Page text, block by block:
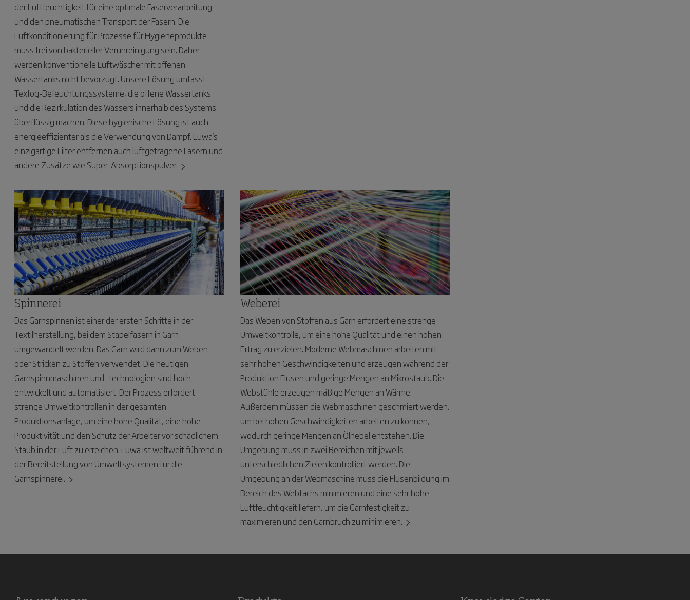
der Luftfeuchtigkeit für eine optimale Faserverarbeitung
und den pneumatischen Transport der Fasern. Die
Luftkonditionierung für Prozesse für Hygieneprodukte
muss frei von bakterieller Verunreinigung sein. Daher
werden konventionelle Luftwäscher mit offenen
Wassertanks nicht bevorzugt. Unsere Lösung umfasst
Texfog-Befeuchtungssysteme, die offene Wassertanks
und die Rezirkulation des Wassers innerhalb des Systems
überflüssig machen. Diese hygienische Lösung ist auch
energieeffizienter als die Verwendung von Dampf. Luwa's
einzigartige Filter entfernen auch luftgetragene Fasern und
andere Zusätze wie Super-Absorptionspulver.
Spinnerei
Das Garnspinnen ist einer der ersten Schritte in der
Textilherstellung, bei dem Stapelfasern in Garn
umgewandelt werden. Das Garn wird dann zum Weben
oder Stricken zu Stoffen verwendet. Die heutigen
Garnspinnmaschinen und -technologien sind hoch
entwickelt und automatisiert. Der Prozess erfordert
strenge Umweltkontrollen in der gesamten
Produktionsanlage, um eine hohe Qualität, eine hohe
Produktivität und den Schutz der Arbeiter vor schädlichem
Staub in der Luft zu erreichen. Luwa ist weltweit führend in
der Bereitstellung von Umweltsystemen für die
Garnspinnerei.
Weberei
Das Weben von Stoffen aus Garn erfordert eine strenge
Umweltkontrolle, um eine hohe Qualität und einen hohen
Ertrag zu erzielen. Moderne Webmaschinen arbeiten mit
sehr hohen Geschwindigkeiten und erzeugen während der
Produktion Flusen und geringe Mengen an Mikrostaub. Die
Webstühle erzeugen mäßige Mengen an Wärme.
Außerdem müssen die Webmaschinen geschmiert werden,
um bei hohen Geschwindigkeiten arbeiten zu können,
wodurch geringe Mengen an Ölnebel entstehen. Die
Umgebung muss in zwei Bereichen mit jeweils
unterschiedlichen Zielen kontrolliert werden. Die
Umgebung an der Webmaschine muss die Flusenbildung im
Bereich des Webfachs minimieren und eine sehr hohe
Luftfeuchtigkeit liefern, um die Garnfestigkeit zu
maximieren und den Garnbruch zu minimieren.